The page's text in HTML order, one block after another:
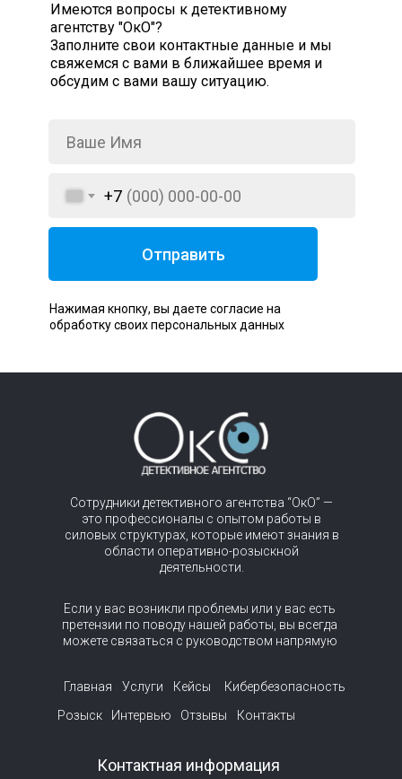
Имеются вопросы к детективному
агентству "ОкО"?
Заполните свои контактные данные и мы
свяжемся с вами в ближайшее время и
обсудим с вами вашу ситуацию.
+7
Отправить
Нажимая кнопку, вы даете согласие на
обработку своих персональных данных
Главная Услуги Кейсы
Кибербезопасность
Интервью
Отзывы Контакты
Розыск
Сотрудники детективного агентства “ОкО” —
это профессионалы с опытом работы в
силовых структурах, которые имеют знания в
области оперативно-розыскной
деятельности.
Контактная информация
Если у вас возникли проблемы или у вас есть
претензии по поводу нашей работы, вы всегда
можете связаться с руководством напрямую